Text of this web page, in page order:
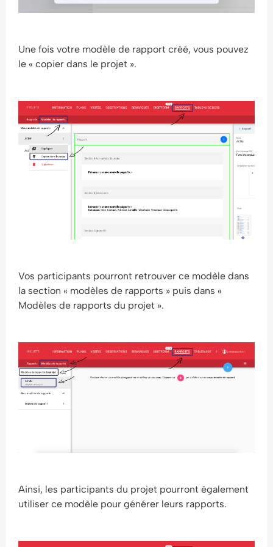
Une fois votre modèle de rapport créé, vous pouvez
le « copier dans le projet ».
Vos participants pourront retrouver ce modèle dans
la section « modèles de rapports » puis dans «
Modèles de rapports du projet ».
Ainsi, les participants du projet pourront également
utiliser ce modèle pour générer leurs rapports.